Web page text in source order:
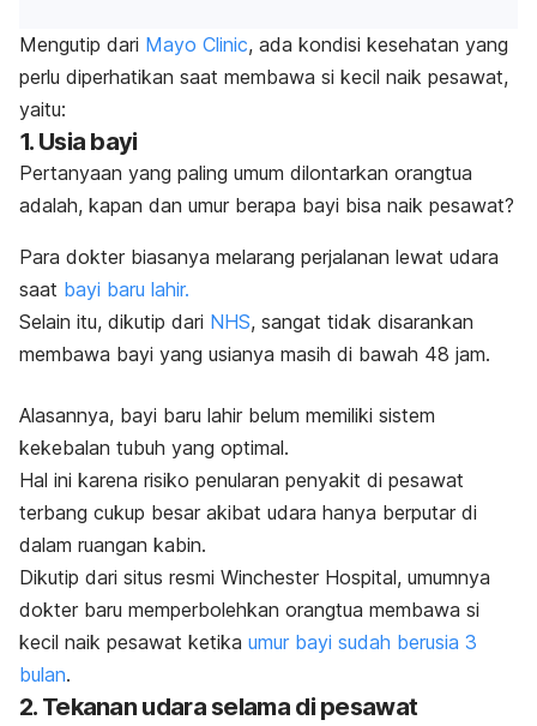
Mengutip dari Mayo Clinic, ada kondisi kesehatan yang
perlu diperhatikan saat membawa si kecil naik pesawat,
yaitu:
1. Usia bayi
Pertanyaan yang paling umum dilontarkan orangtua
adalah, kapan dan umur berapa bayi bisa naik pesawat?
Para dokter biasanya melarang perjalanan lewat udara
saat bayi baru lahir.
Selain itu, dikutip dari NHS, sangat tidak disarankan
membawa bayi yang usianya masih di bawah 48 jam.
Alasannya, bayi baru lahir belum memiliki sistem
kekebalan tubuh yang optimal.
Hal ini karena risiko penularan penyakit di pesawat
terbang cukup besar akibat udara hanya berputar di
dalam ruangan kabin.
Dikutip dari situs resmi Winchester Hospital, umumnya
dokter baru memperbolehkan orangtua membawa si
kecil naik pesawat ketika umur bayi sudah berusia 3
bulan.
2. Tekanan udara selama di pesawat